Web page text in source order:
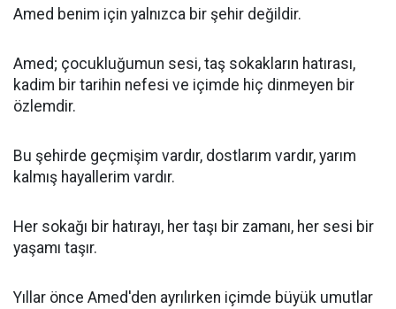
Amed benim için yalnızca bir şehir değildir.
Amed; çocukluğumun sesi, taş sokakların hatırası,
kadim bir tarihin nefesi ve içimde hiç dinmeyen bir
özlemdir.
Bu şehirde geçmişim vardır, dostlarım vardır, yarım
kalmış hayallerim vardır.
Her sokağı bir hatırayı, her taşı bir zamanı, her sesi bir
yaşamı taşır.
Yıllar önce Amed'den ayrılırken içimde büyük umutlar